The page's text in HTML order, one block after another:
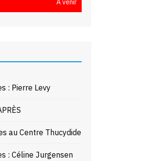
À venir
: Pierre Levy
au Centre Thucydide
: Céline Jurgensen